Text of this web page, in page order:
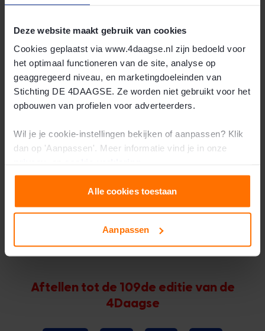
Deze website maakt gebruik van cookies
Cookies geplaatst via www.4daagse.nl zijn bedoeld voor
het optimaal functioneren van de site, analyse op
geaggregeerd niveau, en marketingdoeleinden van
Stichting DE 4DAAGSE. Ze worden niet gebruikt voor het
opbouwen van profielen voor adverteerders.
Wil je je cookie-instellingen bekijken of aanpassen? Klik
dan op 'Aanpassen'. Meer informatie vind je in onze
Alle cookies toestaan
Aanpassen
Evelien de Bruijn
Bekijk het verhaal van Evelien de Bruijn
Aftellen tot de 109de editie van de
4Daagse